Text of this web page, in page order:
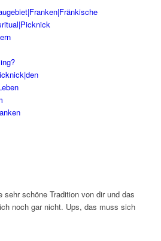
sehr schöne Tradition von dir und das
noch gar nicht. Ups, das muss sich